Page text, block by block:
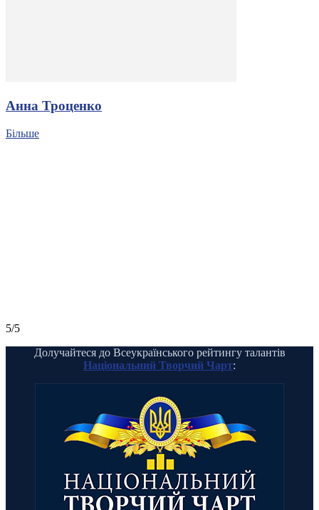
Анна Троценко
Більше
5/5
Долучайтеся до Всеукраїнського рейтингу талантів
Національний Творчий Чарт: